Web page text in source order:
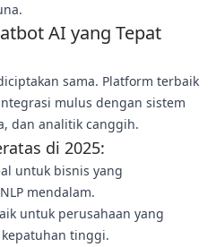
AI yang Tepat
sama. Platform terbaik
mulus dengan sistem
dan analitik canggih.
di 2025:
untuk bisnis yang
mendalam.
untuk perusahaan yang
tinggi.